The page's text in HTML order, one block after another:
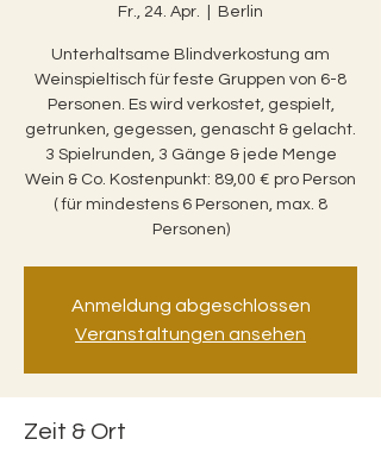
Fr., 24. Apr. Berlin
Unterhaltsame Blindverkostung am
Weinspieltisch für feste Gruppen von 6-8
Personen. Es wird verkostet, gespielt,
getrunken, gegessen, genascht & gelacht.
3 Spielrunden, 3 Gänge & jede Menge
Wein & Co. Kostenpunkt: 89,00 € pro Person
( für mindestens 6 Personen, max. 8
Personen)
Anmeldung abgeschlossen
Veranstaltungen ansehen
Zeit & Ort